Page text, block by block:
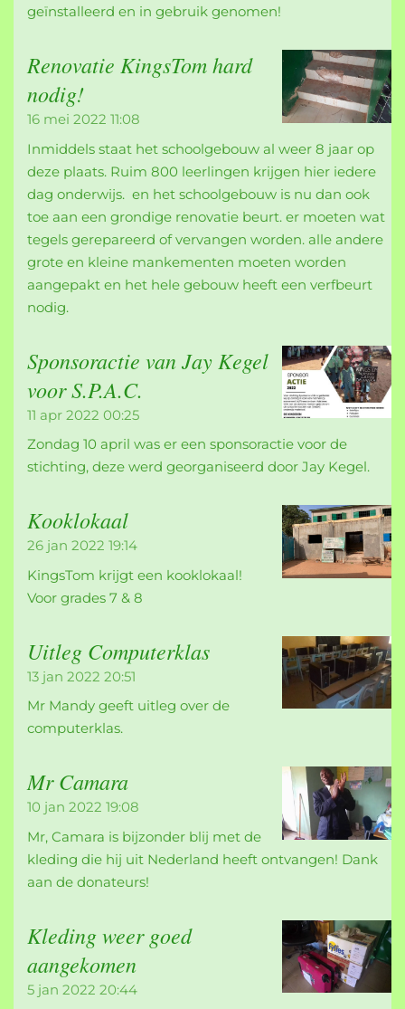
geïnstalleerd en in gebruik genomen!
Renovatie KingsTom hard
nodig!
16 mei 2022 11:08
Inmiddels staat het schoolgebouw al weer 8 jaar op
deze plaats. Ruim 800 leerlingen krijgen hier iedere
dag onderwijs. en het schoolgebouw is nu dan ook
toe aan een grondige renovatie beurt. er moeten wat
tegels gerepareerd of vervangen worden. alle andere
grote en kleine mankementen moeten worden
aangepakt en het hele gebouw heeft een verfbeurt
nodig.
Sponsoractie van Jay Kegel
voor S.P.A.C.
11 apr 2022 00:25
Zondag 10 april was er een sponsoractie voor de
stichting, deze werd georganiseerd door Jay Kegel.
Kooklokaal
26 jan 2022 19:14
KingsTom krijgt een kooklokaal!
Voor grades 7 & 8
Uitleg Computerklas
13 jan 2022 20:51
Mr Mandy geeft uitleg over de
computerklas.
Mr Camara
10 jan 2022 19:08
Mr, Camara is bijzonder blij met de
kleding die hij uit Nederland heeft ontvangen! Dank
aan de donateurs!
Kleding weer goed
aangekomen
5 jan 2022 20:44